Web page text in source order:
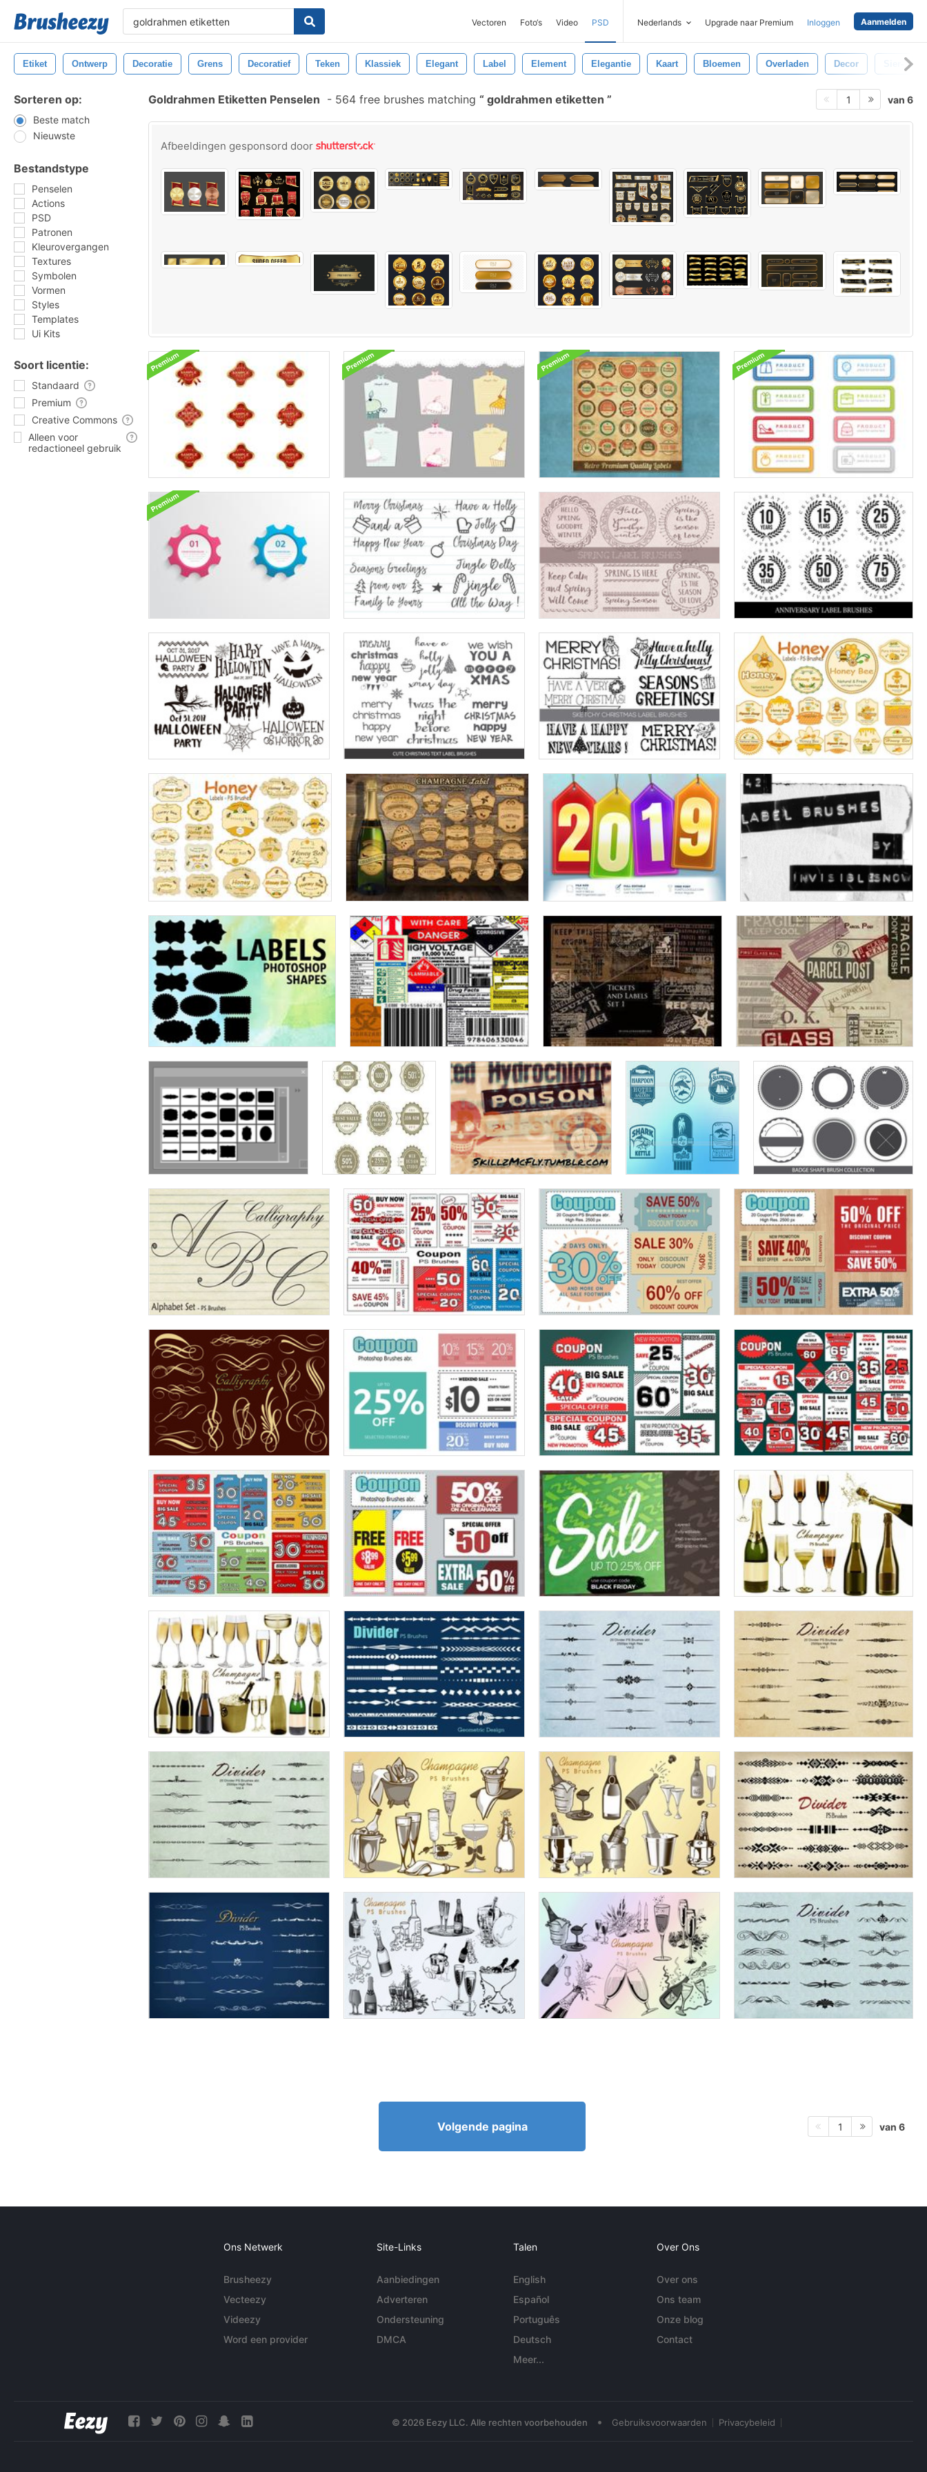
Vectoren Foto‘s Video PSD Nederlands Upgrade naar Premium Inloggen Aanmelden
Etiket Ontwerp Decoratie Grens Decoratief Teken Klassiek Elegant Label Element Elegantie Kaart Bloemen Overladen Decor
Sorteren op:
Beste match
Nieuwste
Bestandstype
Penselen
Actions
PSD
Patronen
Kleurovergangen
Textures
Symbolen
Vormen
Styles
Templates
Ui Kits
Soort licentie:
Standaard
Premium
Creative Commons
Alleen voor
redactioneel gebruik
Goldrahmen Etiketten Penselen - 564 free brushes matching goldrahmen etiketten 1 van 6
Afbeeldingen gesponsord door
Volgende pagina 1 van 6
Ons Netwerk
Brusheezy
Vecteezy
Videezy
Word een provider
Site-Links
Aanbiedingen
Adverteren
Ondersteuning
DMCA
Talen
English
Español
Português
Deutsch
Meer...
Over Ons
Over ons
Ons team
Onze blog
Contact
© 2026 Eezy LLC. Alle rechten voorbehouden • Gebruiksvoorwaarden Privacybeleid